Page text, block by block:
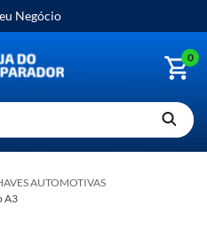
Negócio
0
AUTOMOTIVAS
A3